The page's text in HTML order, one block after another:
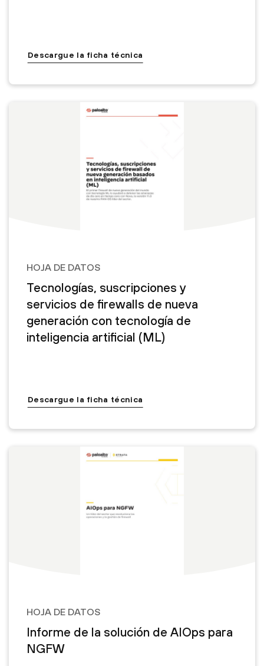
Descargue la ficha técnica
HOJA DE DATOS
Tecnologías, suscripciones y
servicios de firewalls de nueva
generación con tecnología de
inteligencia artificial (ML)
Descargue la ficha técnica
HOJA DE DATOS
Informe de la solución de AIOps para
NGFW